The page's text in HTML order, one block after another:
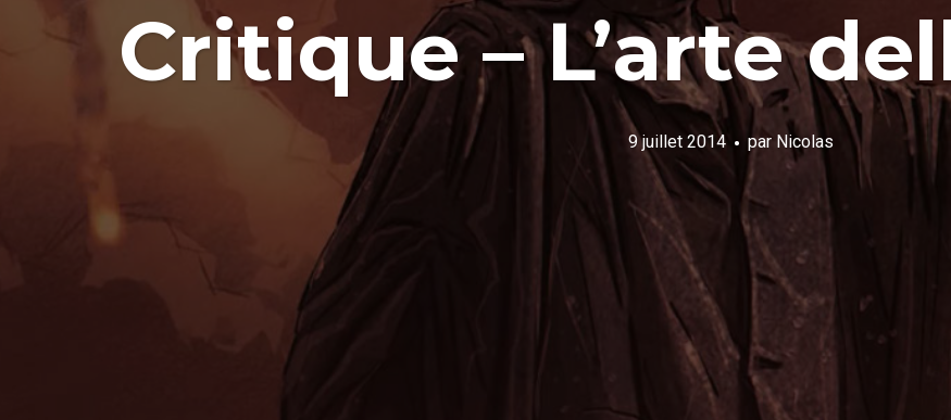
Critique – L’arte
9 juillet 2014 par Nicolas